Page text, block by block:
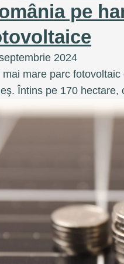
pe
2024
mai mare parc
Întins pe 170